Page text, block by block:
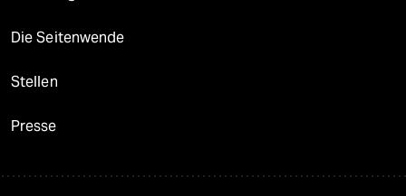
Die Seitenwende
Stellen
Presse